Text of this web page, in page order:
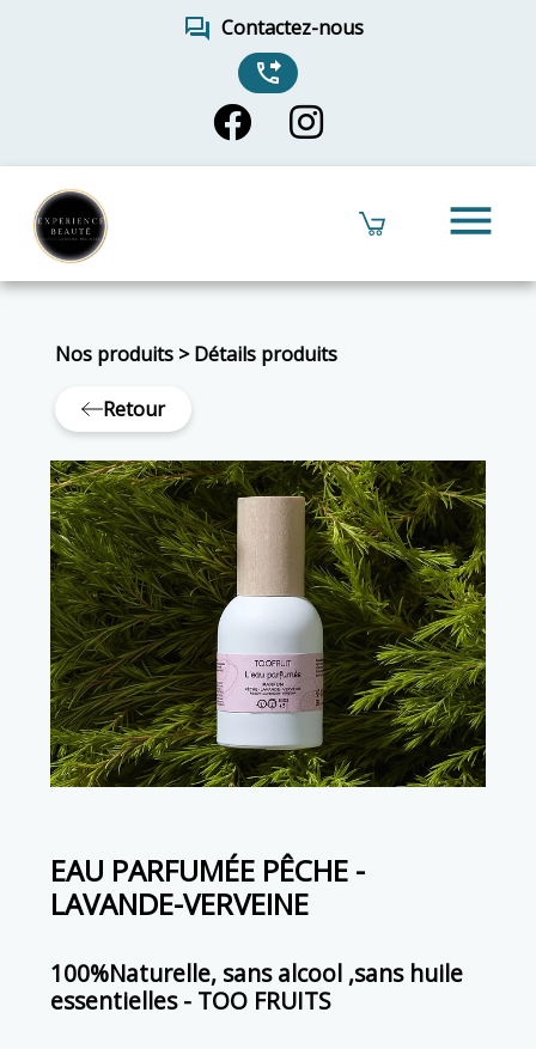
forum Contactez-nous
phone_forwarded
menu
Nos produits>Détails produits
Retour
EAU PARFUMÉE PÊCHE -
LAVANDE-VERVEINE
100%Naturelle, sans alcool ,sans huile
essentielles - TOO FRUITS